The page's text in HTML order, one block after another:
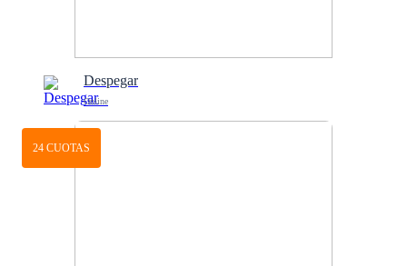
Despegar
Online
24 CUOTAS